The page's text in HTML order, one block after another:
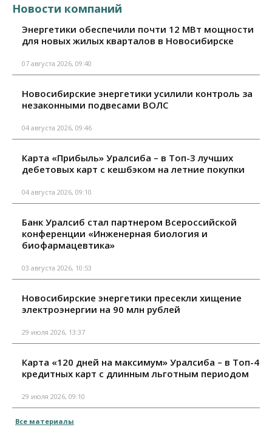
Новости компаний
Энергетики обеспечили почти 12 МВт мощности
для новых жилых кварталов в Новосибирске
07 августа 2026, 09:40
Новосибирские энергетики усилили контроль за
незаконными подвесами ВОЛС
04 августа 2026, 09:46
Карта «Прибыль» Уралсиба – в Топ-3 лучших
дебетовых карт с кешбэком на летние покупки
04 августа 2026, 09:10
Банк Уралсиб стал партнером Всероссийской
конференции «Инженерная биология и
биофармацевтика»
03 августа 2026, 10:53
Новосибирские энергетики пресекли хищение
электроэнергии на 90 млн рублей
29 июля 2026, 13:37
Карта «120 дней на максимум» Уралсиба – в Топ-4
кредитных карт с длинным льготным периодом
29 июля 2026, 09:10
Все материалы